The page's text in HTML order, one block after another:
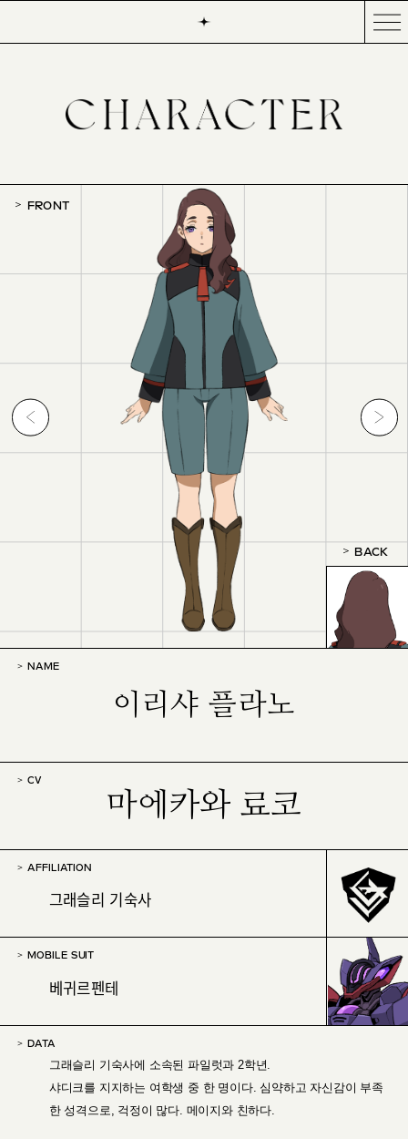
FRONT
BACK
NAME
이리샤 플라노
CV
마에카와 료코
AFFILIATION
그래슬리 기숙사
MOBILE SUIT
베귀르펜테
DATA
그래슬리 기숙사에 소속된 파일럿과 2학년.
샤디크를 지지하는 여학생 중 한 명이다. 심약하고 자신감이 부족
한 성격으로, 걱정이 많다. 메이지와 친하다.